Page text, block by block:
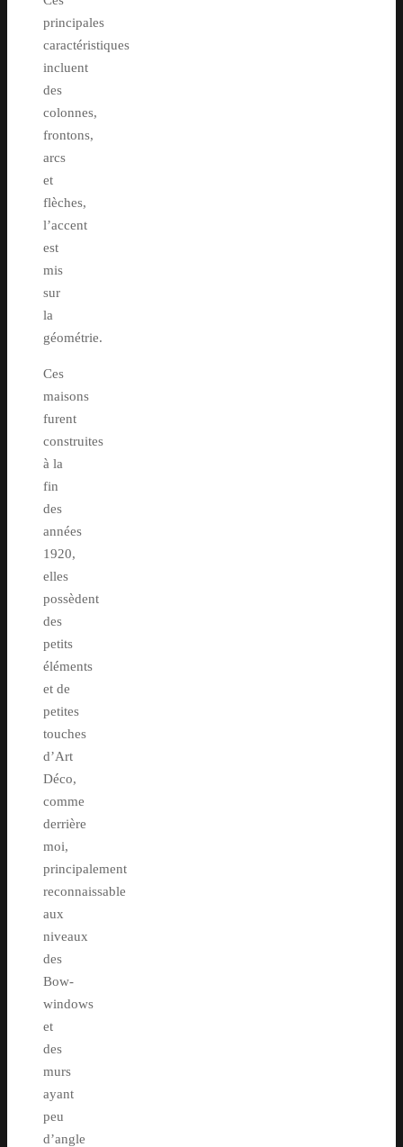
principales
caractéristiques
incluent
des
colonnes,
frontons,
arcs
et
flèches,
l’accent
est
mis
sur
la
géométrie.
Ces
maisons
furent
construites
à la
fin
des
années
1920,
elles
possèdent
des
petits
éléments
et de
petites
touches
d’Art
Déco,
comme
derrière
moi,
principalement
reconnaissable
aux
niveaux
des
Bow-
windows
et
des
murs
ayant
peu
d’angle